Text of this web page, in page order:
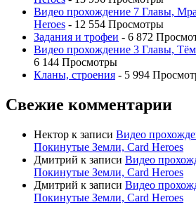
Видео прохождение 7 Главы,
Heroes - 12 554 Просмотры
Задания и трофеи - 6 872
Видео прохождение 3 Главы,
6 144 Просмотры
Кланы, строения - 5 994
Свежие комментарии
Нектор к записи Видео
Покинутые Земли, Card Heroes
Дмитрий к записи Видео
Покинутые Земли, Card Heroes
Дмитрий к записи Видео
Покинутые Земли, Card Heroes